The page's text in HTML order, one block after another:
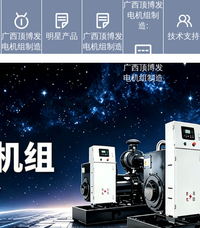
广西顶博发
电机组制造
明星产品
静音发电机组
潍柴发电机组
广西顶博发电机组制
造:珀金斯发电机组
沃尔沃发电机组
康明斯广西顶博发电
机组制造
广西顶博发电机组制
造:上柴发电机组
玉柴发电机组
广西顶博发
电机组制造
广西顶博发
电机组制
造:
广西顶博发
电机组制造
视频展示
企业动态
中标通知书
技术支持